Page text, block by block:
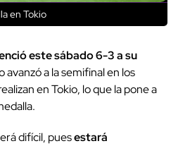
en Tokio
este sábado 6-3 a su
avanzó a la semifinal en los
en Tokio, lo que la pone a
difícil, puesestará